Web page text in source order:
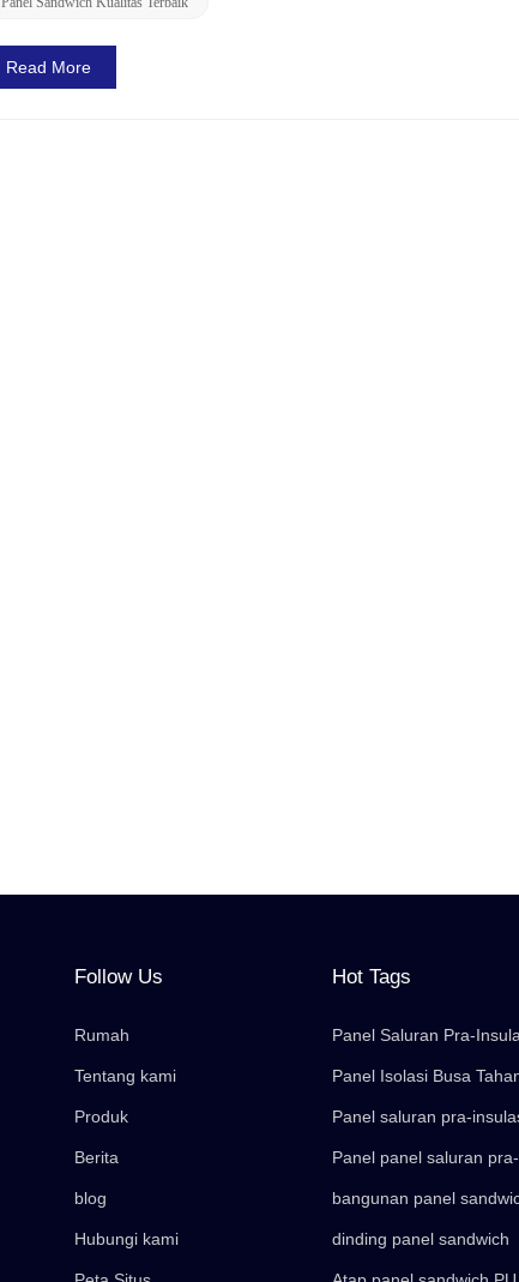
Read More
Follow Us
Rumah
Tentang kami
Produk
Berita
blog
Hubungi kami
Hot Tags
Panel Saluran Pra-
Panel Isolasi Busa
Panel saluran pra-
Panel panel saluran
bangunan panel
dinding panel sandwich